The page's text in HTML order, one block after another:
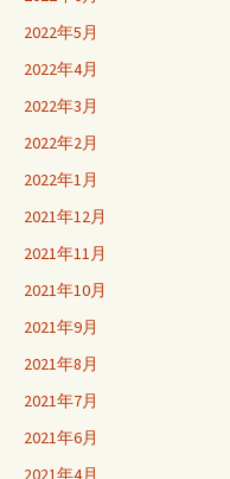
ン
2022年5月
2022年4月
2022年3月
2022年2月
2022年1月
2021年12月
2021年11月
2021年10月
2021年9月
2021年8月
2021年7月
2021年6月
2021年4月